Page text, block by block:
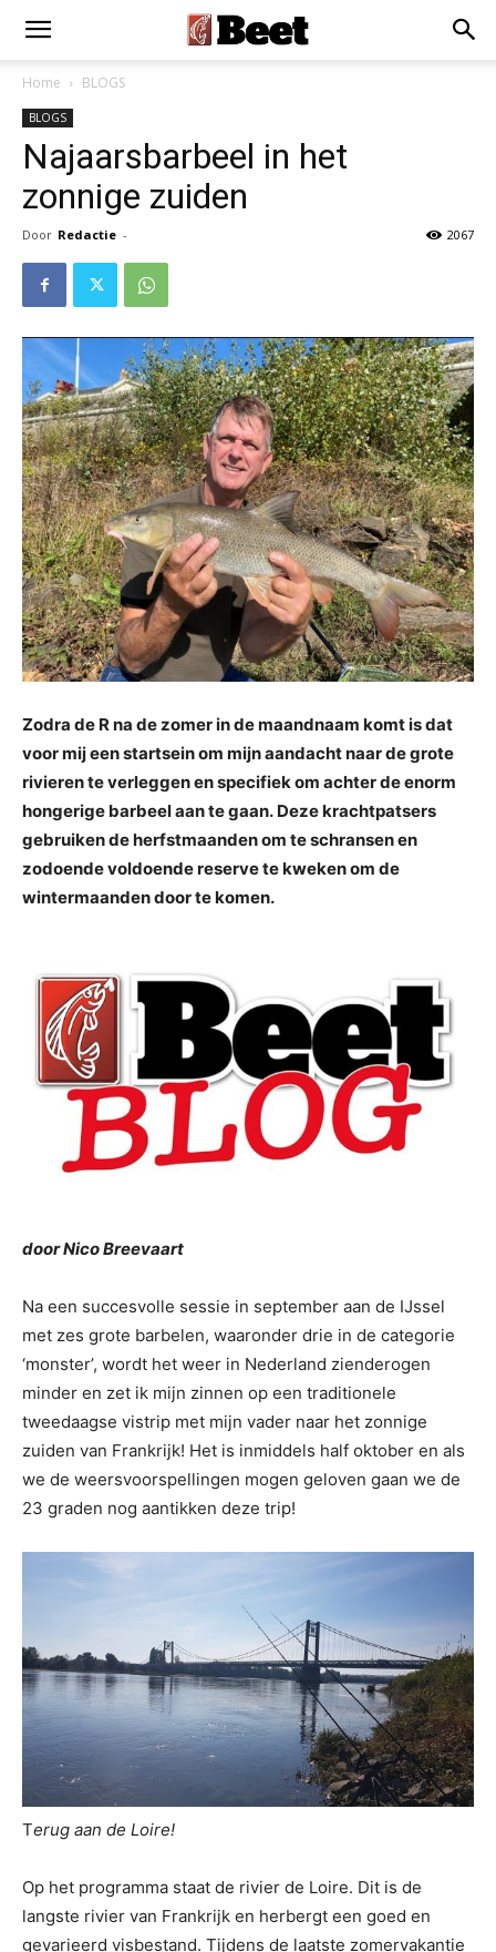
Home BLOGS
BLOGS
Najaarsbarbeel in het
zonnige zuiden
Door Redactie - 2067
Zodra de R na de zomer in de maandnaam komt is dat
voor mij een startsein om mijn aandacht naar de grote
rivieren te verleggen en specifiek om achter de enorm
hongerige barbeel aan te gaan. Deze krachtpatsers
gebruiken de herfstmaanden om te schransen en
zodoende voldoende reserve te kweken om de
wintermaanden door te komen.
door Nico Breevaart
Na een succesvolle sessie in september aan de IJssel
met zes grote barbelen, waaronder drie in de categorie
‘monster’, wordt het weer in Nederland zienderogen
minder en zet ik mijn zinnen op een traditionele
tweedaagse vistrip met mijn vader naar het zonnige
zuiden van Frankrijk! Het is inmiddels half oktober en als
we de weersvoorspellingen mogen geloven gaan we de
23 graden nog aantikken deze trip!
Terug aan de Loire!
Op het programma staat de rivier de Loire. Dit is de
langste rivier van Frankrijk en herbergt een goed en
gevarieerd visbestand. Tijdens de laatste zomervakantie